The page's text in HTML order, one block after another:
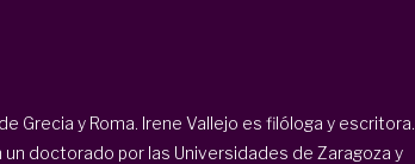
Grecia y Roma. Irene Vallejo es filóloga y escritora.
doctorado por las Universidades de Zaragoza y